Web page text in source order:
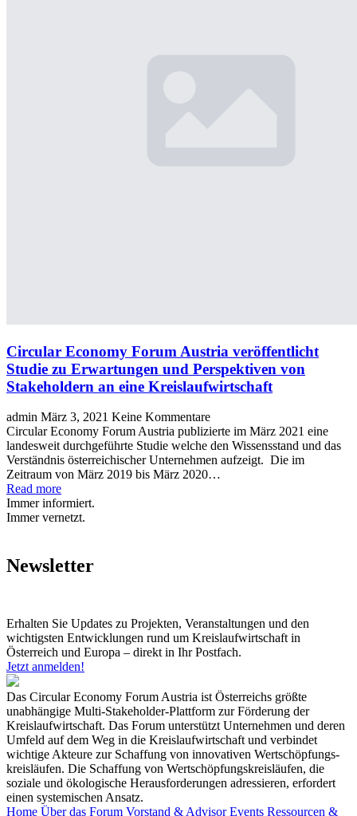
Circular Economy Forum Austria veröffentlicht
Studie zu Erwartungen und Perspektiven von
Stakeholdern an eine Kreislaufwirtschaft
admin März 3, 2021 Keine Kommentare
Circular Economy Forum Austria publizierte im März 2021 eine
landesweit durchgeführte Studie welche den Wissensstand und das
Verständnis österreichischer Unternehmen aufzeigt. Die im
Zeitraum von März 2019 bis März 2020…
Read more
Immer informiert.
Immer vernetzt.
Newsletter
Erhalten Sie Updates zu Projekten, Veranstaltungen und den
wichtigsten Entwicklungen rund um Kreislaufwirtschaft in
Österreich und Europa – direkt in Ihr Postfach.
Jetzt anmelden!
Das Circular Economy Forum Austria ist Österreichs größte
unabhängige Multi-Stakeholder-Plattform zur Förderung der
Kreislaufwirtschaft. Das Forum unterstützt Unternehmen und deren
Umfeld auf dem Weg in die Kreislaufwirtschaft und verbindet
wichtige Akteure zur Schaffung von innovativen Wertschöpfungs-
kreisläufen. Die Schaffung von Wertschöpfungskreisläufen, die
soziale und ökologische Herausforderungen adressieren, erfordert
einen systemischen Ansatz.
Home Über das Forum Vorstand & AdvisorEvents Ressourcen &